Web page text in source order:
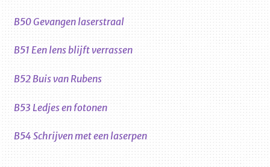
B50 Gevangen laserstraal
B51 Een lens blijft verrassen
B52 Buis van Rubens
B53 Ledjes en fotonen
B54 Schrijven met een laserpen